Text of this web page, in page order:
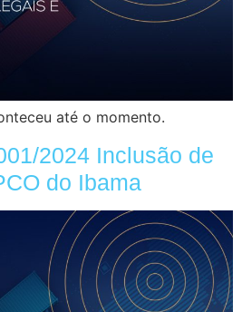
até o momento.
2024 Inclusão de
do Ibama